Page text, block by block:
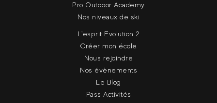
Pro Outdoor Academy
Nos niveaux de ski
L'esprit Evolution 2
Créer mon école
Nous rejoindre
Nos évènements
Le Blog
Pass Activités